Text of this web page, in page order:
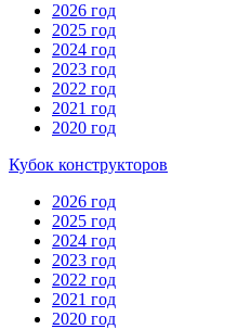
2026 год
2025 год
2024 год
2023 год
2022 год
2021 год
2020 год
Кубок конструкторов
2026 год
2025 год
2024 год
2023 год
2022 год
2021 год
2020 год